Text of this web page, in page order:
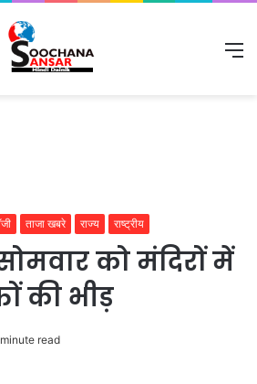
ताजा खबरे राज्य राष्ट्रीय
को मंदिरों में
की भीड़
read